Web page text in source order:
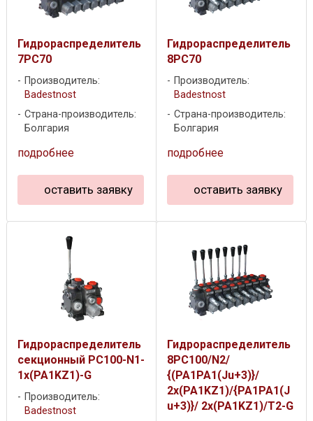
Гидрораспределитель
7PC70
Производитель:
Badestnost
Страна-производитель:
Болгария
подробнее
оставить заявку
Гидрораспределитель
8PC70
Производитель:
Badestnost
Страна-производитель:
Болгария
подробнее
оставить заявку
Гидрораспределитель
секционный PC100-N1-
1x(PA1KZ1)-G
Производитель:
Badestnost
Гидрораспределитель
8PC100/N2/
{(PA1PA1(Ju+3)}/
2x(PA1KZ1)/{PA1PA1(J
u+3)}/ 2x(PA1KZ1)/T2-G